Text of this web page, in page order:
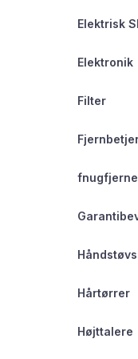
Elektrisk
Elektronik
Filter
Hårtørrer
Højttalere